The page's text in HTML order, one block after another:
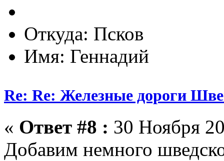
Откуда: Псков
Имя: Геннадий
Re: Re: Железные дороги
« Ответ #8 : 30 Ноября
Добавим немного